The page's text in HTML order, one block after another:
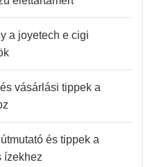
a joyetech e cigi
vásárlási tippek a
és tippek a
ízekhez